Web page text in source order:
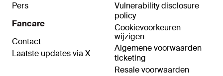
Pers
Fancare
Contact
Laatste updates via X
Vulnerability disclosure
policy
Cookievoorkeuren
wijzigen
Algemene voorwaarden
ticketing
Resale voorwaarden